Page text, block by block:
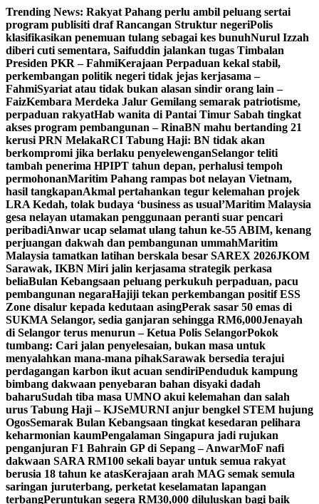
Skip
to
content
Trending News: Rakyat Pahang perlu ambil peluang sertai
program publisiti draf Rancangan Struktur negeriPolis
klasifikasikan penemuan tulang sebagai kes bunuhNurul Izzah
diberi cuti sementara, Saifuddin jalankan tugas Timbalan
Presiden PKR – FahmiKerajaan Perpaduan kekal stabil,
perkembangan politik negeri tidak jejas kerjasama –
FahmiSyariat atau tidak bukan alasan sindir orang lain –
FaizKembara Merdeka Jalur Gemilang semarak patriotisme,
perpaduan rakyatHab wanita di Pantai Timur Sabah tingkat
akses program pembangunan – RinaBN mahu bertanding 21
kerusi PRN MelakaRCI Tabung Haji: BN tidak akan
berkompromi jika berlaku penyelewenganSelangor teliti
tambah penerima HPIPT tahun depan, perhalusi tempoh
permohonanMaritim Pahang rampas bot nelayan Vietnam,
hasil tangkapanAkmal pertahankan tegur kelemahan projek
LRA Kedah, tolak budaya ‘business as usual’Maritim Malaysia
gesa nelayan utamakan penggunaan peranti suar pencari
peribadiAnwar ucap selamat ulang tahun ke-55 ABIM, kenang
perjuangan dakwah dan pembangunan ummahMaritim
Malaysia tamatkan latihan berskala besar SAREX 2026JKOM
Sarawak, IKBN Miri jalin kerjasama strategik perkasa
beliaBulan Kebangsaan peluang perkukuh perpaduan, pacu
pembangunan negaraHajiji tekan perkembangan positif ESS
Zone disalur kepada kedutaan asingPerak sasar 50 emas di
SUKMA Selangor, sedia ganjaran sehingga RM6,000Jenayah
di Selangor terus menurun – Ketua Polis SelangorPokok
tumbang: Cari jalan penyelesaian, bukan masa untuk
menyalahkan mana-mana pihakSarawak bersedia terajui
perdagangan karbon ikut acuan sendiriPenduduk kampung
bimbang dakwaan penyebaran bahan disyaki dadah
baharuSudah tiba masa UMNO akui kelemahan dan salah
urus Tabung Haji – KJSeMURNI anjur bengkel STEM hujung
OgosSemarak Bulan Kebangsaan tingkat kesedaran pelihara
keharmonian kaumPengalaman Singapura jadi rujukan
penganjuran F1 Bahrain GP di Sepang – AnwarMoF nafi
dakwaan SARA RM100 sekali bayar untuk semua rakyat
berusia 18 tahun ke atasKerajaan arah MAG semak semula
saringan juruterbang, perketat keselamatan lapangan
terbangPeruntukan segera RM30,000 diluluskan bagi baik